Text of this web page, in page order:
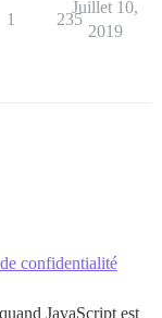
1 235
Juillet 10,
2019
confidentialité
JavaScript est